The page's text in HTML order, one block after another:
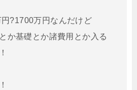
?1700万円なんだけど
か基礎とか諸費用とか入る